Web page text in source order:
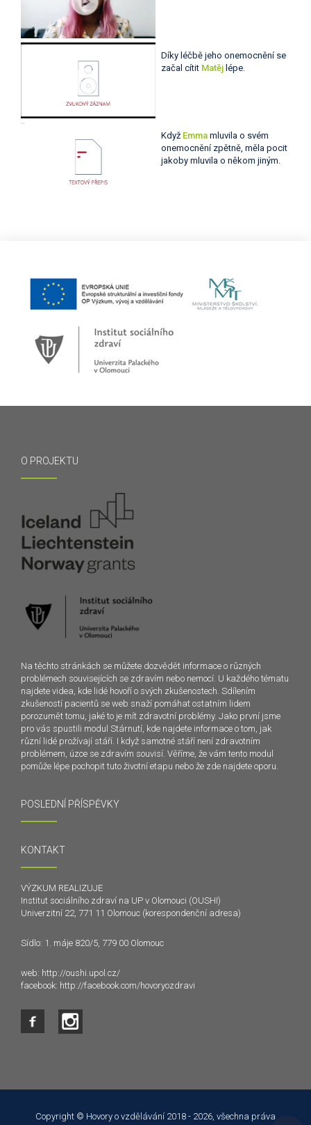
Díky léčbě jeho onemocnění se
začal cítit Matěj lépe.
KdyžEmma mluvila o svém
onemocnění zpětně, měla pocit
jakoby mluvila o někom jiným.
O PROJEKTU
Na těchto stránkách se můžete dozvědět informace o různých
problémech souvisejících se zdravím nebo nemocí. U každého tématu
najdete videa, kde lidé hovoří o svých zkušenostech. Sdílením
zkušeností pacientů se web snaží pomáhat ostatním lidem
porozumět tomu, jaké to je mít zdravotní problémy. Jako první jsme
pro vás spustili modul Stárnutí, kde najdete informace o tom, jak
různí lidé prožívají stáří. I když samotné stáří není zdravotním
problémem, úzce se zdravím souvisí. Věříme, že vám tento modul
pomůže lépe pochopit tuto životní etapu nebo že zde najdete oporu.
POSLEDNÍ PŘÍSPĚVKY
KONTAKT
VÝZKUM REALIZUJE
Institut sociálního zdraví na UP v Olomouci (OUSHI)
Univerzitní 22, 771 11 Olomouc (korespondenční adresa)
Sídlo: 1. máje 820/5, 779 00 Olomouc
web: http://oushi.upol.cz/
facebook: http://facebook.com/hovoryozdravi
Copyright © Hovory o vzdělávání 2018 - 2026, všechna práva
souhlasíte.